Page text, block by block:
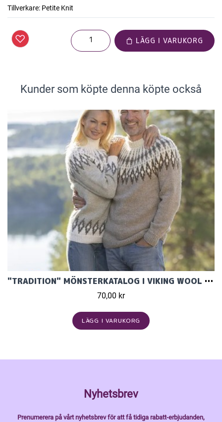
Tillverkare: Petite Knit
LÄGG I VARUKORG
Kunder som köpte denna köpte också
"TRADITION" MÖNSTERKATALOG I VIKING WOOL 2330
70,00 kr
LÄGG I VARUKORG
Nyhetsbrev
Prenumerera på vårt nyhetsbrev för att få tidiga rabatt-erbjudanden,